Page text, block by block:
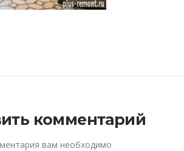
комментарий
вам необходимо